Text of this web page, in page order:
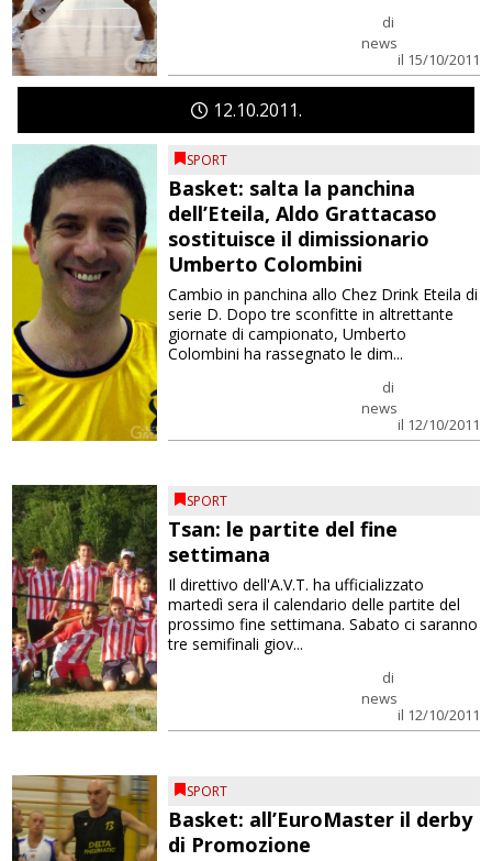
di
news
il 15/10/2011
12 10 2011
SPORT
Basket: salta la panchina
dell’Eteila, Aldo Grattacaso
sostituisce il dimissionario
Umberto Colombini
di
news
il 12/10/2011
Cambio in panchina allo Chez Drink Eteila di
serie D. Dopo tre sconfitte in altrettante
giornate di campionato, Umberto
Colombini ha rassegnato le dim...
SPORT
Tsan: le partite del fine
settimana
di
news
il 12/10/2011
Il direttivo dell'A.V.T. ha ufficializzato
martedì sera il calendario delle partite del
prossimo fine settimana. Sabato ci saranno
tre semifinali giov...
SPORT
Basket: all’EuroMaster il derby
di Promozione